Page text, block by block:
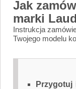
Jak
marki
Instrukcja
Twojego modelu
Przygotuj